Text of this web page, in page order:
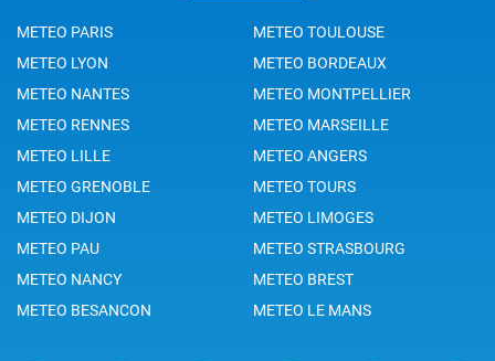
METEO PARIS
METEO TOULOUSE
METEO LYON
METEO BORDEAUX
METEO NANTES
METEO MONTPELLIER
METEO RENNES
METEO MARSEILLE
METEO LILLE
METEO ANGERS
METEO GRENOBLE
METEO TOURS
METEO DIJON
METEO LIMOGES
METEO PAU
METEO STRASBOURG
METEO NANCY
METEO BREST
METEO BESANCON
METEO LE MANS